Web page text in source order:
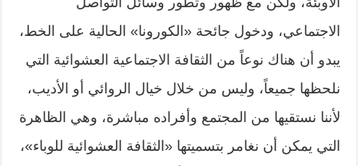
الاجتماعي، ودخول جائحة «الكورونا» الحالية على الخط،
يبدو أن هناك نوعاً من الثقافة الاجتماعية العشوائية التي
نلحظها جميعاً، وليس من خلال خيال الروائي أو الأديب،
لأننا نستقيها من المجتمع وأفراده مباشرة، وهي الظاهرة
التي يمكن أن نغامر بتسميتها «الثقافة العشوائية للوباء»،